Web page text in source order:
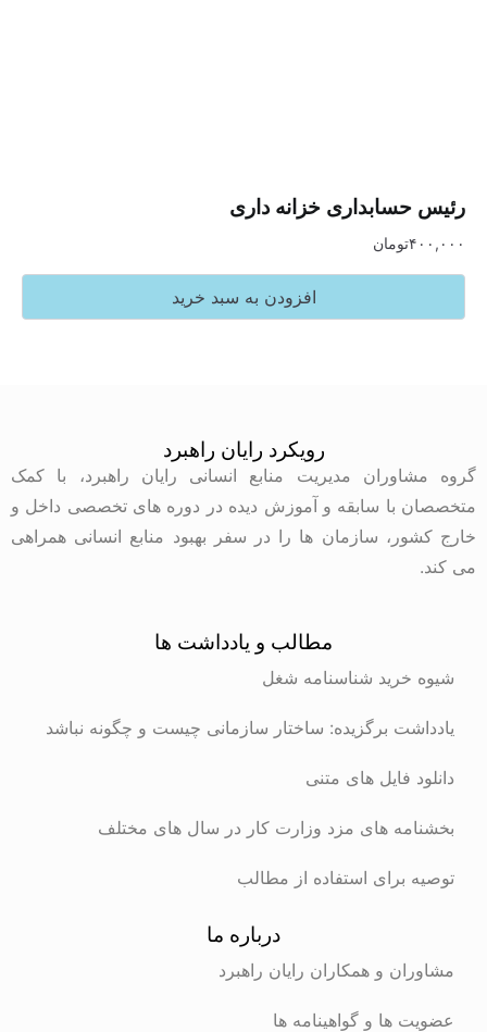
خزانه داری
تومان
افزودن به سبد خرید
رویکرد رایان راهبرد
مدیریت منابع انسانی رایان راهبرد، با کمک
با سابقه و آموزش دیده در دوره های تخصصی داخل و
سازمان ها را در سفر بهبود منابع انسانی همراهی
مطالب و یادداشت ها
شناسنامه شغل
برگزیده: ساختار سازمانی چیست و چگونه نباشد
فایل های متنی
های مزد وزارت کار در سال های مختلف
استفاده از مطالب
و همکاران رایان راهبرد
و گواهینامه ها